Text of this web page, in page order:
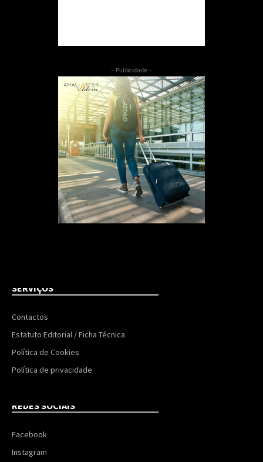
- Publicidade -
SERVIÇOS
Contactos
Estatuto Editorial / Ficha Técnica
Política de Cookies
Política de privacidade
REDES SOCIAIS
Facebook
Instagram